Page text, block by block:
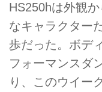
HS250hは外観
なキャラクター
歩だった。ボデ
フォーマンスダ
り、このウイー